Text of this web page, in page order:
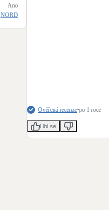
Ano
NORD
Ověřená recenze•po 1 roce
Libí se